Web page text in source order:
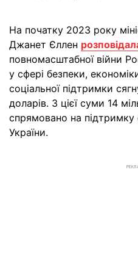
На початку 2023 року
Джанет Єллен
повномасштабної війни
у сфері безпеки,
соціальної підтримки
доларів. З цієї суми 14
спрямовано на підтримку
України.